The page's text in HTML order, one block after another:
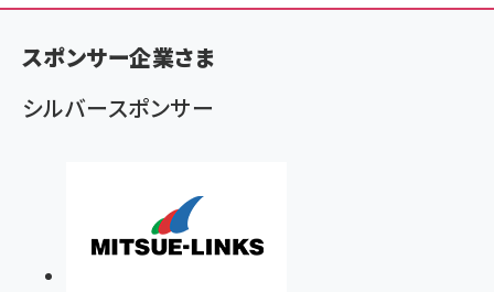
く
ず
スポンサー企業さま
シルバースポンサー